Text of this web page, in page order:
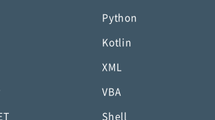
Python
Kotlin
XML
VBA
Shell